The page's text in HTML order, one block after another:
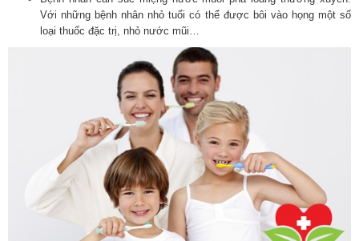
Với những bệnh nhân nhỏ tuổi có thể được bôi vào họng một số
loại thuốc đặc trị, nhỏ nước mũi…